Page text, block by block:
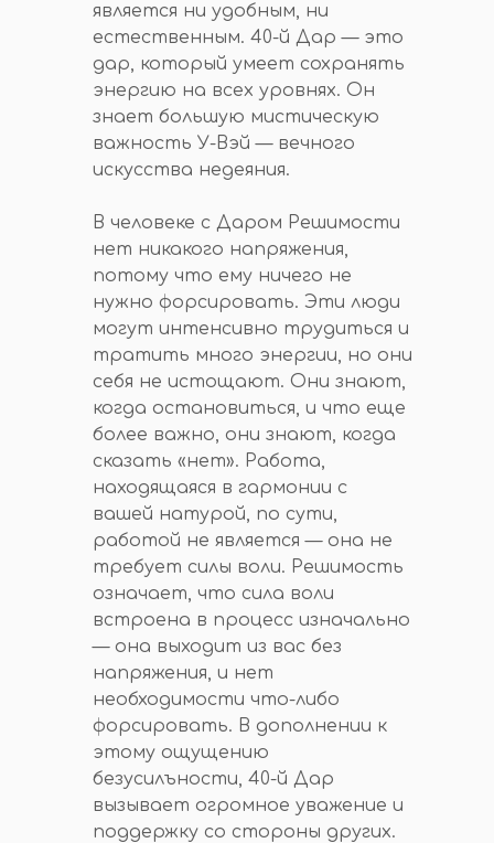
является ни удобным, ни
естественным. 40-й Дар — это
дар, который умеет сохранять
энергию на всех уровнях. Он
знает большую мистическую
важность У-Вэй — вечного
искусства недеяния.
В человеке с Даром Решимости
нет никакого напряжения,
потому что ему ничего не
нужно форсировать. Эти люди
могут интенсивно трудиться и
тратить много энергии, но они
себя не истощают. Они знают,
когда остановиться, и что еще
более важно, они знают, когда
сказать «нет». Работа,
находящаяся в гармонии с
вашей натурой, по сути,
работой не является — она не
требует силы воли. Решимость
означает, что сила воли
встроена в процесс изначально
— она выходит из вас без
напряжения, и нет
необходимости что-либо
форсировать. В дополнении к
этому ощущению
безусилъности, 40-й Дар
вызывает огромное уважение и
поддержку со стороны других.